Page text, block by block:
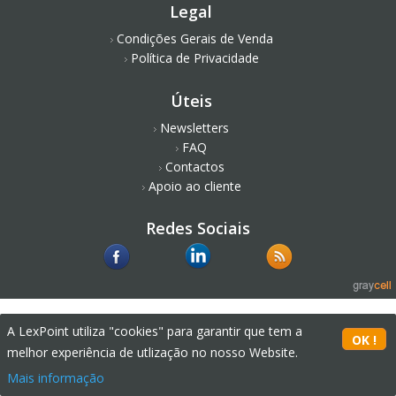
Legal
Condições Gerais de Venda
Política de Privacidade
Úteis
Newsletters
FAQ
Contactos
Apoio ao cliente
Redes Sociais
A LexPoint utiliza "cookies" para garantir que tem a
melhor experiência de utlização no nosso Website.
Mais informação